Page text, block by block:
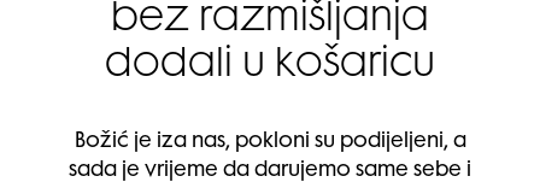
bez razmišljanja
dodali u košaricu
Božić je iza nas, pokloni su podijeljeni, a
sada je vrijeme da darujemo same sebe i